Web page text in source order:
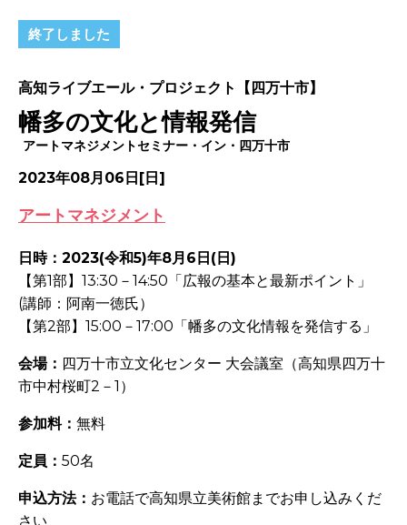
終了しました
高知ライブエール・プロジェクト【四万十市】
幡多の文化と情報発信
アートマネジメントセミナー・イン・四万十市
2023年08月06日[日]
アートマネジメント
日時：2023(令和5)年8月6日(日)
【第1部】13:30－14:50「広報の基本と最新ポイント」
(講師：阿南一徳氏）
【第2部】15:00－17:00「幡多の文化情報を発信する」
会場： 四万十市立文化センター 大会議室（高知県四万十
市中村桜町2－1）
参加料： 無料
定員： 50名
申込方法： お電話で高知県立美術館までお申し込みくだ
さい